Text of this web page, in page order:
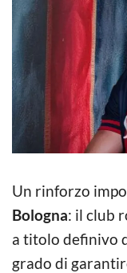
Un rinforzo
Bologna: il club
a titolo definivo
grado di